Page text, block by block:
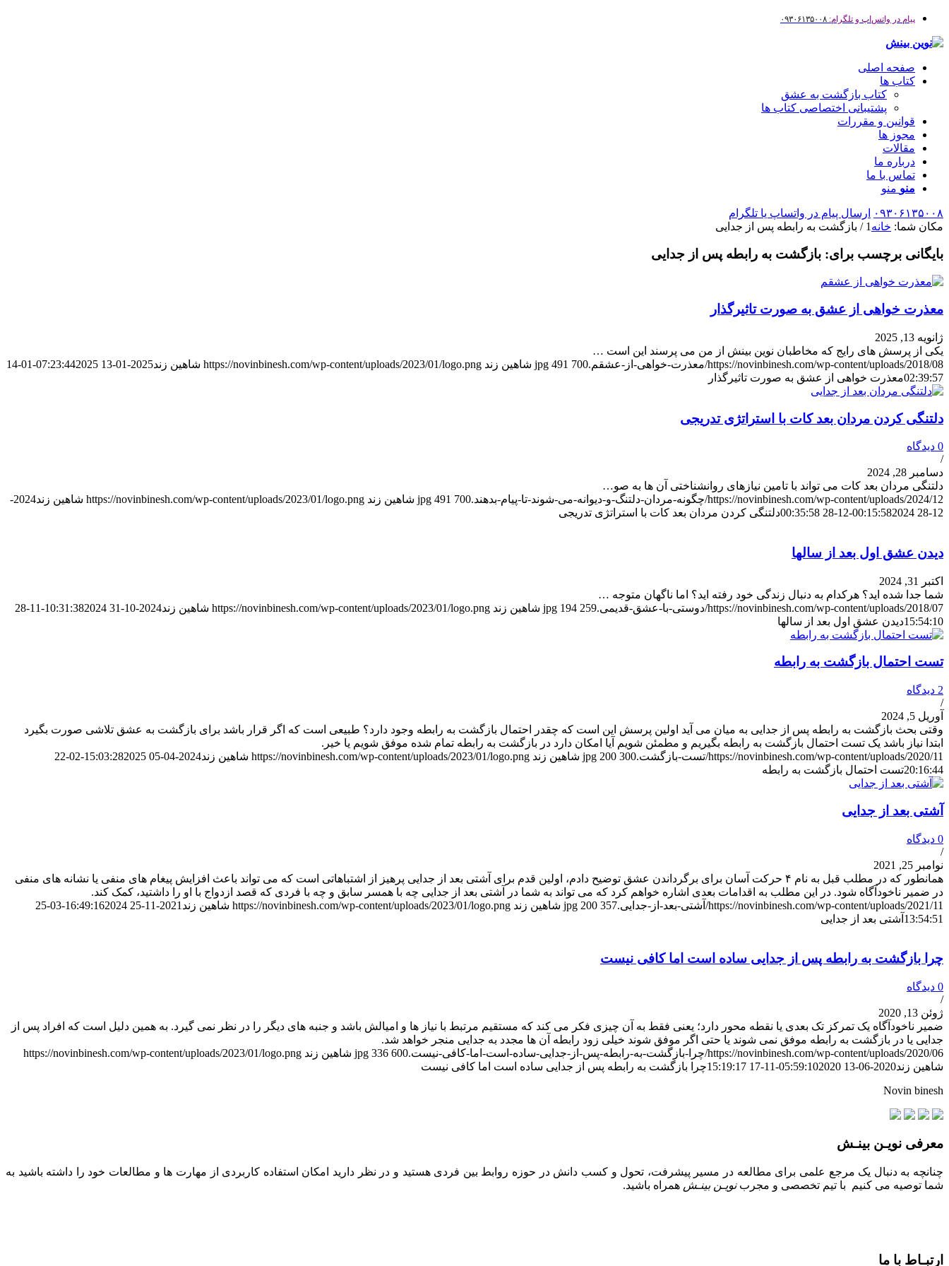
پیام در واتس‌اپ و تلگرام: ۰۹۳۰۶۱۳۵۰۰۸
صفحه اصلی
کتاب ها
کتاب بازگشت به عشق
پشتیبانی اختصاصی کتاب ها
قوانین و مقررات
مجوز ها
مقالات
درباره ما
تماس با ما
منو منو
۰۹۳۰۶۱۳۵۰۰۸
ارسال پیام در واتساپ یا تلگرام
مکان شما: خانه 1
/ بازگشت به رابطه پس از جدایی
بایگانی برچسب برای: بازگشت به رابطه پس از جدایی
معذرت خواهی از عشق به صورت تاثیرگذار
ژانویه 13, 2025
یکی از پرسش های رایج که مخاطبان نوین بینش از من می پرسند این است …
https://novinbinesh.com/wp-content/uploads/2018/08/معذرت-خواهی-از-عشقم.jpg
491 700 شاهین زند https://novinbinesh.com/wp-content/uploads/2023/01/logo.png شاهین زند2025-01-13 07:23:44
2025-01-14
02:39:57معذرت خواهی از عشق به صورت تاثیرگذار
دلتنگی کردن مردان بعد کات با استراتژی تدریجی
0 دیدگاه
/
دسامبر 28, 2024
دلتنگی مردان بعد کات می تواند با تامین نیازهای روانشناختی آن ها به صو…
https://novinbinesh.com/wp-content/uploads/2024/12/چگونه-مردان-دلتنگ-و-دیوانه-می-شوند-تا-پیام-بدهند.jpg
491 700 شاهین زند https://novinbinesh.com/wp-content/uploads/2023/01/logo.png شاهین زند
2024-
12-28 00:15:58
2024-12-28 00:35:58 دلتنگی کردن مردان بعد کات با استراتژی تدریجی
دیدن عشق اول بعد از سالها
اکتبر 31, 2024
شما جدا شده اید؟ هرکدام به دنبال زندگی خود رفته اید؟ اما ناگهان متوجه …
https://novinbinesh.com/wp-content/uploads/2018/07/دوستی-با-عشق-قدیمی.jpg
194 259 شاهین زند https://novinbinesh.com/wp-content/uploads/2023/01/logo.png شاهین زند2024-10-31 10:31:38
2024-11-28
15:54:10دیدن عشق اول بعد از سالها
تست احتمال بازگشت به رابطه
2 دیدگاه
/
آوریل 5, 2024
وقتی بحث بازگشت به رابطه پس از جدایی به میان می آید اولین پرسش این است که چقدر احتمال بازگشت به رابطه وجود دارد؟ طبیعی است که اگر قرار باشد برای بازگشت به عشق تلاشی صورت بگیرد
ابتدا نیاز باشد یک تست احتمال بازگشت به رابطه بگیریم و مطمئن شویم آیا امکان دارد در بازگشت به رابطه تمام شده موفق شویم یا خیر.
https://novinbinesh.com/wp-content/uploads/2020/11/تست-بازگشت.jpg
200 300 شاهین زند https://novinbinesh.com/wp-content/uploads/2023/01/logo.png شاهین زند2024-04-05 15:03:28
2025-02-22
20:16:44تست احتمال بازگشت به رابطه
آشتی بعد از جدایی
0 دیدگاه
/
نوامبر 25, 2021
همانطور که در مطلب قبل به نام ۴ حرکت آسان برای برگرداندن عشق توضیح دادم، اولین قدم برای آشتی بعد از جدایی پرهیز از اشتباهاتی است که می تواند باعث افزایش پیغام های منفی یا نشانه های منفی
در ضمیر ناخودآگاه شود. در این مطلب به اقدامات بعدی اشاره خواهم کرد که می تواند به شما در آشتی بعد از جدایی چه با همسر سابق و چه با فردی که قصد ازدواج با او را داشتید، کمک کند.
https://novinbinesh.com/wp-content/uploads/2021/11/آشتی-بعد-از-جدایی.jpg
200 357 شاهین زند https://novinbinesh.com/wp-content/uploads/2023/01/logo.png شاهین زند 2021-11-25 16:49:16
2024-03-25
13:54:51 آشتی بعد از جدایی
چرا بازگشت به رابطه پس از جدایی ساده است اما کافی نیست
0 دیدگاه
/
ژوئن 13, 2020
ضمیر ناخودآگاه یک تمرکز تک بعدی یا نقطه محور دارد؛ یعنی فقط به آن چیزی فکر می کند که مستقیم مرتبط با نیاز ها و امیالش باشد و جنبه های دیگر را در نظر نمی گیرد. به همین دلیل است که افراد پس از
جدایی یا در بازگشت به رابطه موفق نمی شوند یا حتی اگر موفق شوند خیلی زود رابطه آن ها مجدد به جدایی منجر خواهد شد.
https://novinbinesh.com/wp-content/uploads/2020/06/چرا-بازگشت-به-رابطه-پس-از-جدایی-ساده-است-اما-کافی-نیست.jpg
336 600 شاهین زند https://novinbinesh.com/wp-content/uploads/2023/01/logo.png
شاهین زند2020-06-13 05:59:10
2020-11-17 15:19:17
چرا بازگشت به رابطه پس از جدایی ساده است اما کافی نیست
Novin binesh
معرفی نویـن بینـش
چنانچه به دنبال یک مرجع علمی برای مطالعه در مسیر پیشرفت، تحول و کسب دانش در حوزه روابط بین فردی هستید و در نظر دارید امکان استفاده کاربردی از مهارت ها و مطالعات خود را داشته باشید به
شما توصیه می کنیم با تیم تخصصی و مجربنویـن بینـش همراه باشید.
ارتبـاط با ما